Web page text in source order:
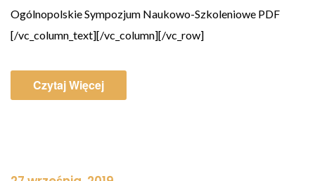
Ogólnopolskie Sympozjum Naukowo-Szkoleniowe PDF
[/vc_column_text][/vc_column][/vc_row]
Czytaj Więcej